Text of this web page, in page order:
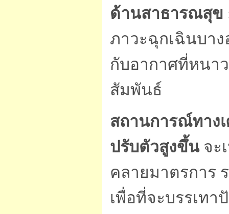
ด้านสาธารณสุข
ภาวะฉุกเฉินบา
กับอากาศที่หนา
สัมพันธ์
สถานการณ์ทาง
ปรับตัวสูงขึ้นจะ
คลายมาตรการ
เพื่อที่จะบรรเท